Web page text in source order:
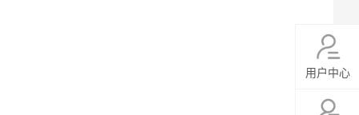
用户中心